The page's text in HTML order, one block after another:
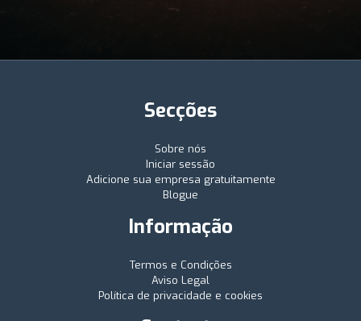
Secções
Sobre nós
Iniciar sessão
Adicione sua empresa gratuitamente
Blogue
Informação
Termos e Condições
Aviso Legal
Política de privacidade e cookies